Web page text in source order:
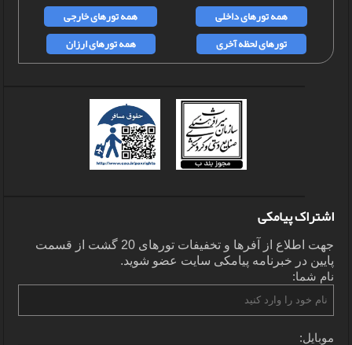
همه تورهای داخلی
همه تورهای خارجی
تورهای لحظه آخری
همه تورهای ارزان
اشتراک پیامکی
جهت اطلاع از آفرها و تخفیفات تورهای 20 گشت از قسمت
پایین در خبرنامه پیامکی سایت عضو شوید.
نام شما:
موبایل: